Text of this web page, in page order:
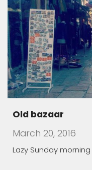
March 19, 2016
The village of
Children Who
March 19, 2016
Children in Order